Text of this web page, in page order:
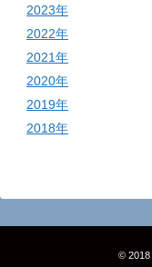
2023年
2022年
2021年
2020年
2019年
2018年
© 2018